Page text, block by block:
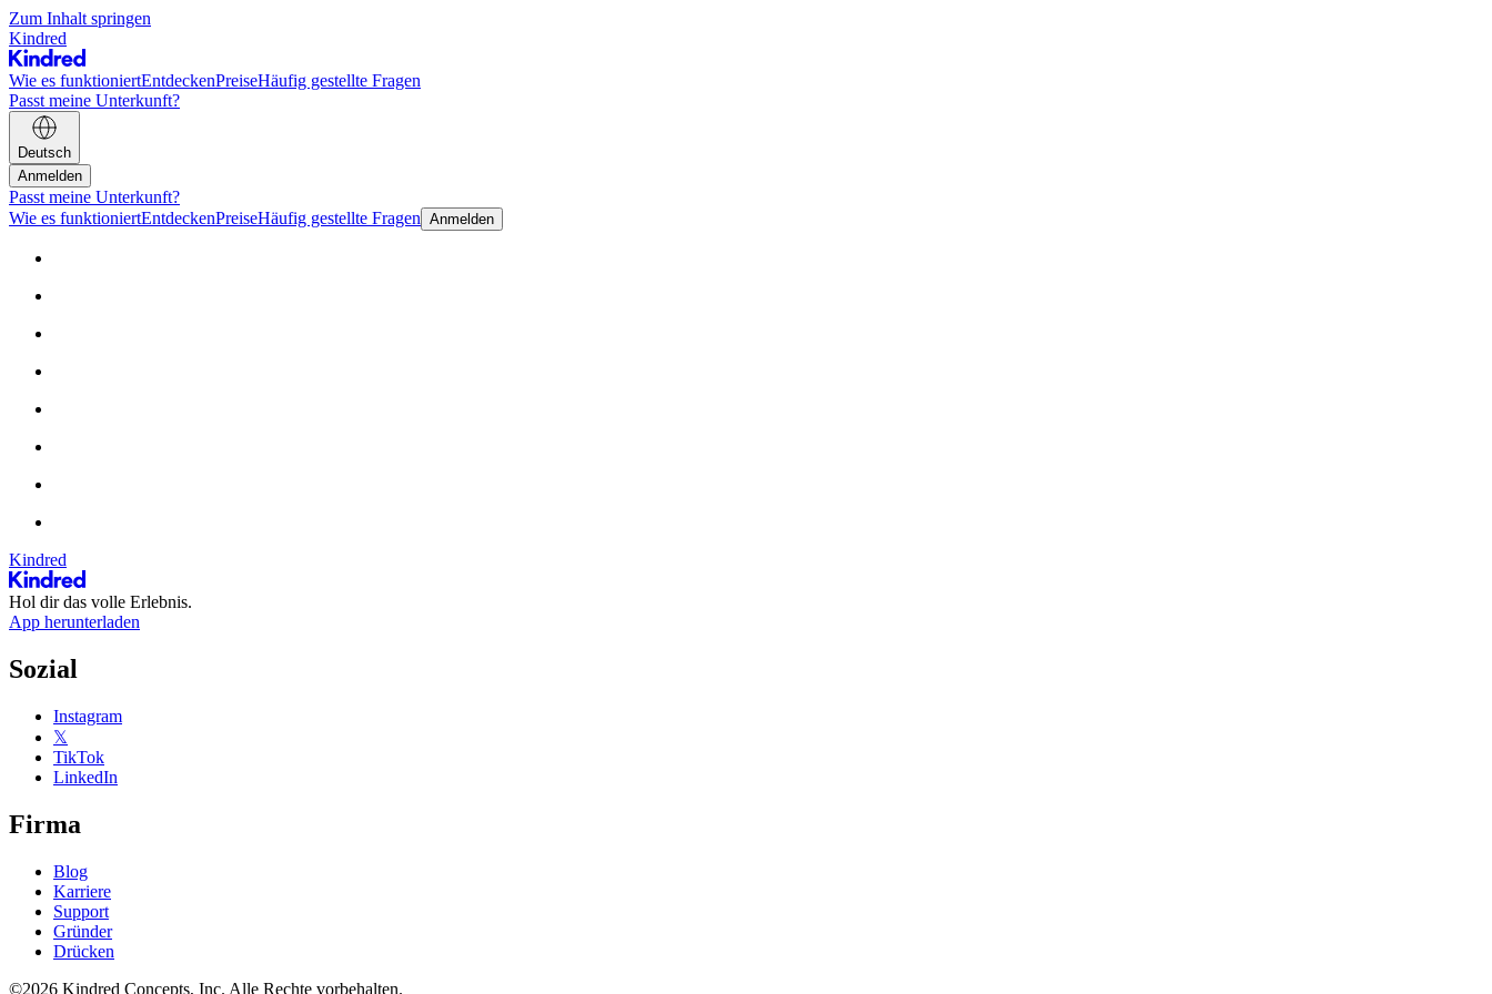
Zum Inhalt springen
Kindred
Wie es funktioniertEntdeckenPreiseHäufig gestellte Fragen
Passt meine Unterkunft?
Deutsch
Anmelden
Passt meine Unterkunft?
Wie es funktioniertEntdeckenPreiseHäufig gestellte Fragen Anmelden
Kindred
Hol dir das volle Erlebnis.
App herunterladen
Sozial
Instagram
𝕏
TikTok
LinkedIn
Firma
Blog
Karriere
Support
Gründer
Drücken
©2026 Kindred Concepts, Inc. Alle Rechte vorbehalten.